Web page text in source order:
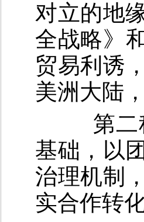
对立的地
全战略》
贸易利诱
美洲大陆
第二
基础，以
治理机制
实合作转